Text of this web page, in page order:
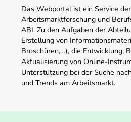
Das Webportal ist ein Service
Arbeitsmarktforschung und
ABI. Zu den Aufgaben der
Erstellung von
Broschüren,…), die Entwicklung,
Aktualisierung von Online-
Unterstützung bei der Suche
und Trends am Arbeitsmarkt.